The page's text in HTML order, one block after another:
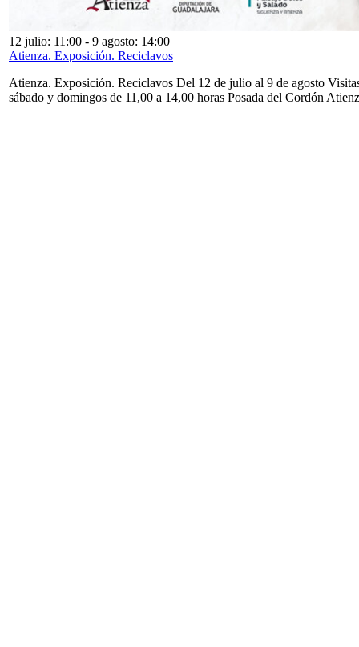
12 julio: 11:00 - 9 agosto: 14:00
Atienza. Exposición. Reciclavos
Atienza. Exposición. Reciclavos Del 12 de julio al 9 de agosto
sábado y domingos de 11,00 a 14,00 horas Posada del Cordón